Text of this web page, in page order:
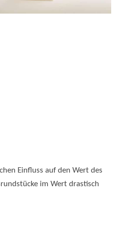
Einfluss auf den Wert des
im Wert drastisch